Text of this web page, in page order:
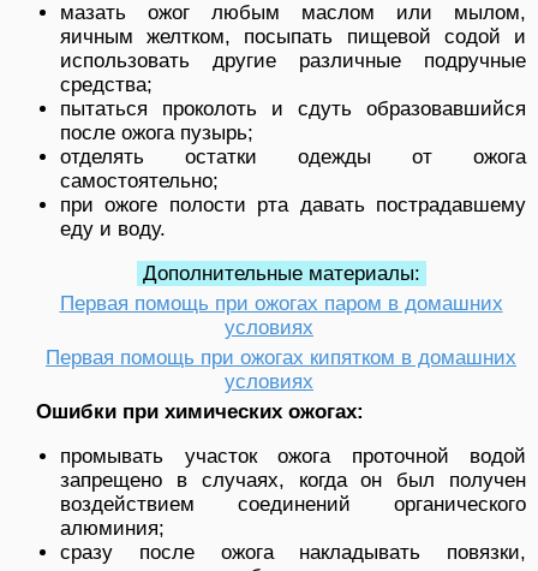
мазать ожог любым маслом или мылом,
яичным желтком, посыпать пищевой содой и
использовать другие различные подручные
средства;
пытаться проколоть и сдуть образовавшийся
после ожога пузырь;
отделять остатки одежды от ожога
самостоятельно;
при ожоге полости рта давать пострадавшему
еду и воду.
Дополнительные материалы:
Первая помощь при ожогах паром в домашних
условиях
Первая помощь при ожогах кипятком в домашних
условиях
Ошибки при химических ожогах:
промывать участок ожога проточной водой
запрещено в случаях, когда он был получен
воздействием соединений органического
алюминия;
сразу после ожога накладывать повязки,